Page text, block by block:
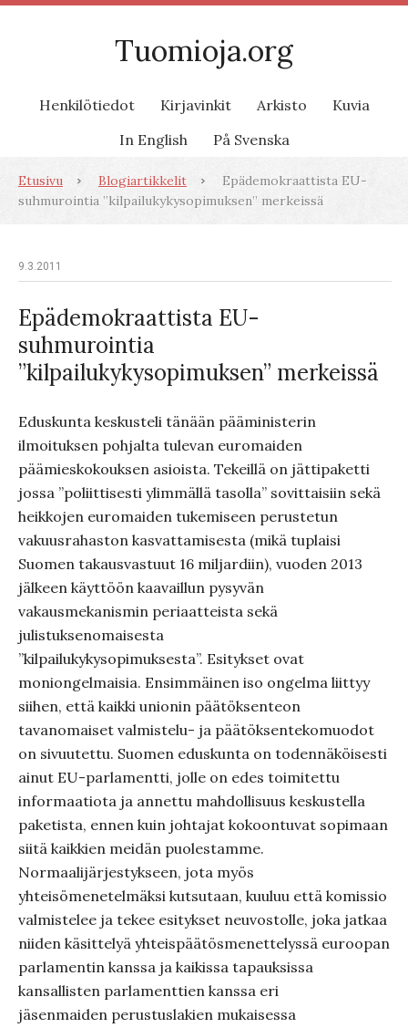
Tuomioja.org
Henkilötiedot Kirjavinkit Arkisto
Kuvia
In English
På Svenska
Etusivu Blogiartikkelit
Epädemokraattista EU-
suhmurointia ”kilpailukykysopimuksen” merkeissä
9.3.2011
Epädemokraattista EU-
suhmurointia
”kilpailukykysopimuksen” merkeissä
Eduskunta keskusteli tänään pääministerin
ilmoituksen pohjalta tulevan euromaiden
päämieskokouksen asioista. Tekeillä on jättipaketti
jossa ”poliittisesti ylimmällä tasolla” sovittaisiin sekä
heikkojen euromaiden tukemiseen perustetun
vakuusrahaston kasvattamisesta (mikä tuplaisi
Suomen takausvastuut 16 miljardiin), vuoden 2013
jälkeen käyttöön kaavaillun pysyvän
vakausmekanismin periaatteista sekä
julistuksenomaisesta
”kilpailukykysopimuksesta”. Esitykset ovat
moniongelmaisia. Ensimmäinen iso ongelma liittyy
siihen, että kaikki unionin päätöksenteon
tavanomaiset valmistelu- ja päätöksentekomuodot
on sivuutettu. Suomen eduskunta on todennäköisesti
ainut EU-parlamentti, jolle on edes toimitettu
informaatiota ja annettu mahdollisuus keskustella
paketista, ennen kuin johtajat kokoontuvat sopimaan
siitä kaikkien meidän puolestamme.
Normaalijärjestykseen, jota myös
yhteisömenetelmäksi kutsutaan, kuuluu että komissio
valmistelee ja tekee esitykset neuvostolle, joka jatkaa
niiden käsittelyä yhteispäätösmenettelyssä euroopan
parlamentin kanssa ja kaikissa tapauksissa
kansallisten parlamenttien kanssa eri
jäsenmaiden perustuslakien mukaisessa